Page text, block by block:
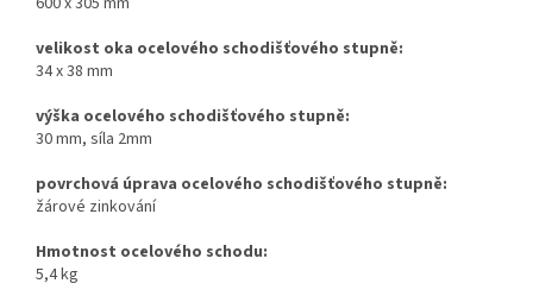
velikost oka ocelového schodišťového stupně:
34 x 38 mm
výška ocelového schodišťového stupně:
30 mm, síla 2mm
povrchová úprava ocelového schodišťového stupně:
žárové zinkování
Hmotnost ocelového schodu:
5,4 kg